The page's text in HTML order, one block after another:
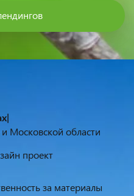
и «сталинках»
Московской области
проект
за материалы